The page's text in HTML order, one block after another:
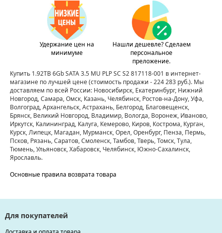
Удержание цен на
минимуме
Нашли дешевле? Сделаем
персональное
преложение.
Купить 1.92TB 6Gb SATA 3.5 MU PLP SC S2 817118-001 в интернет-
магазине по лучшей цене(стоимость продажи - 224 283 руб.). Мы
доставляем по всей России: Новосибирск, Екатеринбург, Нижний
Новгород, Самара, Омск, Казань, Челябинск, Ростов-на-Дону, Уфа,
Волгоград, Архангельск, Астрахань, Белгород, Благовещенск,
Брянск, Великий Новгород, Владимир, Вологда, Воронеж, Иваново,
Иркутск, Калининград, Калуга, Кемерово, Киров, Кострома, Курган,
Курск, Липецк, Магадан, Мурманск, Орел, Оренбург, Пенза, Пермь,
Псков, Рязань, Саратов, Смоленск, Тамбов, Тверь, Томск, Тула,
Тюмень, Ульяновск, Хабаровск, Челябинск, Южно-Сахалинск,
Ярославль.
Основные правила возврата товара
Для покупателей